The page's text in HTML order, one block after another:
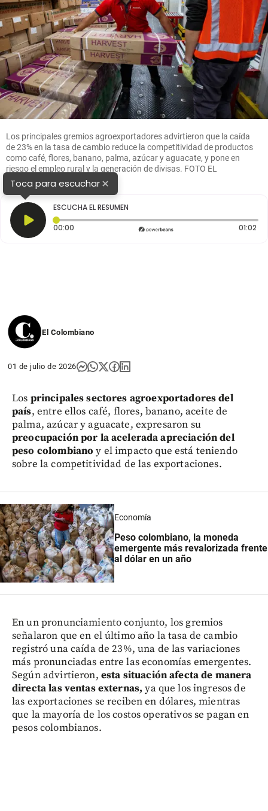
Los principales gremios agroexportadores advirtieron que la caída
de 23% en la tasa de cambio reduce la competitividad de productos
como café, flores, banano, palma, azúcar y aguacate, y pone en
riesgo el empleo rural y la generación de divisas. FOTO EL
COLOMBIANO
Toca para escuchar×
ESCUCHA EL RESUMEN
00:00 Tiempo transcurrido: 0 segundos 01:02
El Colombiano
01 de julio de 2026
Los principales sectores agroexportadores del
país, entre ellos café, flores, banano, aceite de
palma, azúcar y aguacate, expresaron su
preocupación por la acelerada apreciación del
peso colombianoy el impacto que está teniendo
sobre la competitividad de las exportaciones.
Economía
Peso colombiano, la moneda
emergente más revalorizada frente
al dólar en un año
En un pronunciamiento conjunto, los gremios
señalaron que en el último año la tasa de cambio
registró una caída de 23%, una de las variaciones
más pronunciadas entre las economías emergentes.
Según advirtieron, esta situación afecta de manera
directa las ventas externas, ya que los ingresos de
las exportaciones se reciben en dólares, mientras
que la mayoría de los costos operativos se pagan en
pesos colombianos.